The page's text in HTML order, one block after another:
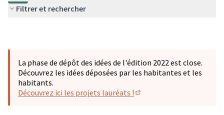
Filtrer et rechercher
La phase de dépôt des idées de l'édition 2022 est close.
Découvrez les idées déposées par les habitantes et les
habitants.
Découvrez ici les projets lauréats !